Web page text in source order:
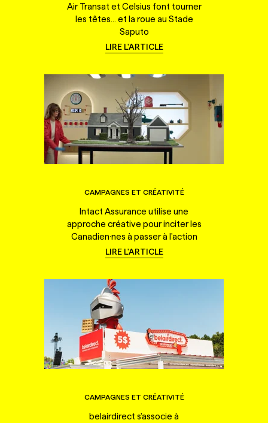
Air Transat et Celsius font tourner
les têtes... et la roue au Stade
Saputo
LIRE L'ARTICLE
CAMPAGNES ET CRÉATIVITÉ
Intact Assurance utilise une
approche créative pour inciter les
Canadien·nes à passer à l'action
LIRE L'ARTICLE
CAMPAGNES ET CRÉATIVITÉ
belairdirect s'associe à